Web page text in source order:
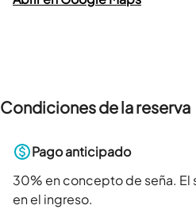
Condiciones de la reserva
Pago anticipado
30% en concepto de seña. El
en el ingreso.